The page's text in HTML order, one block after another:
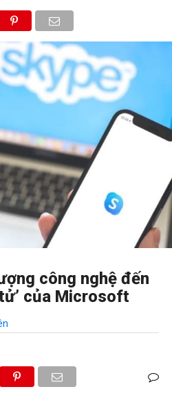
công nghệ đến
của Microsoft